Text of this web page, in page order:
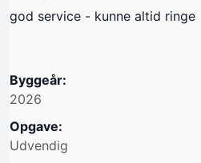
god service - kunne altid ringe
Byggeår:
2026
Opgave:
Udvendig